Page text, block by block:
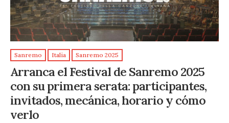
Sanremo Italia Sanremo 2025
Arranca el Festival de Sanremo 2025
con su primera serata: participantes,
invitados, mecánica, horario y cómo
verlo